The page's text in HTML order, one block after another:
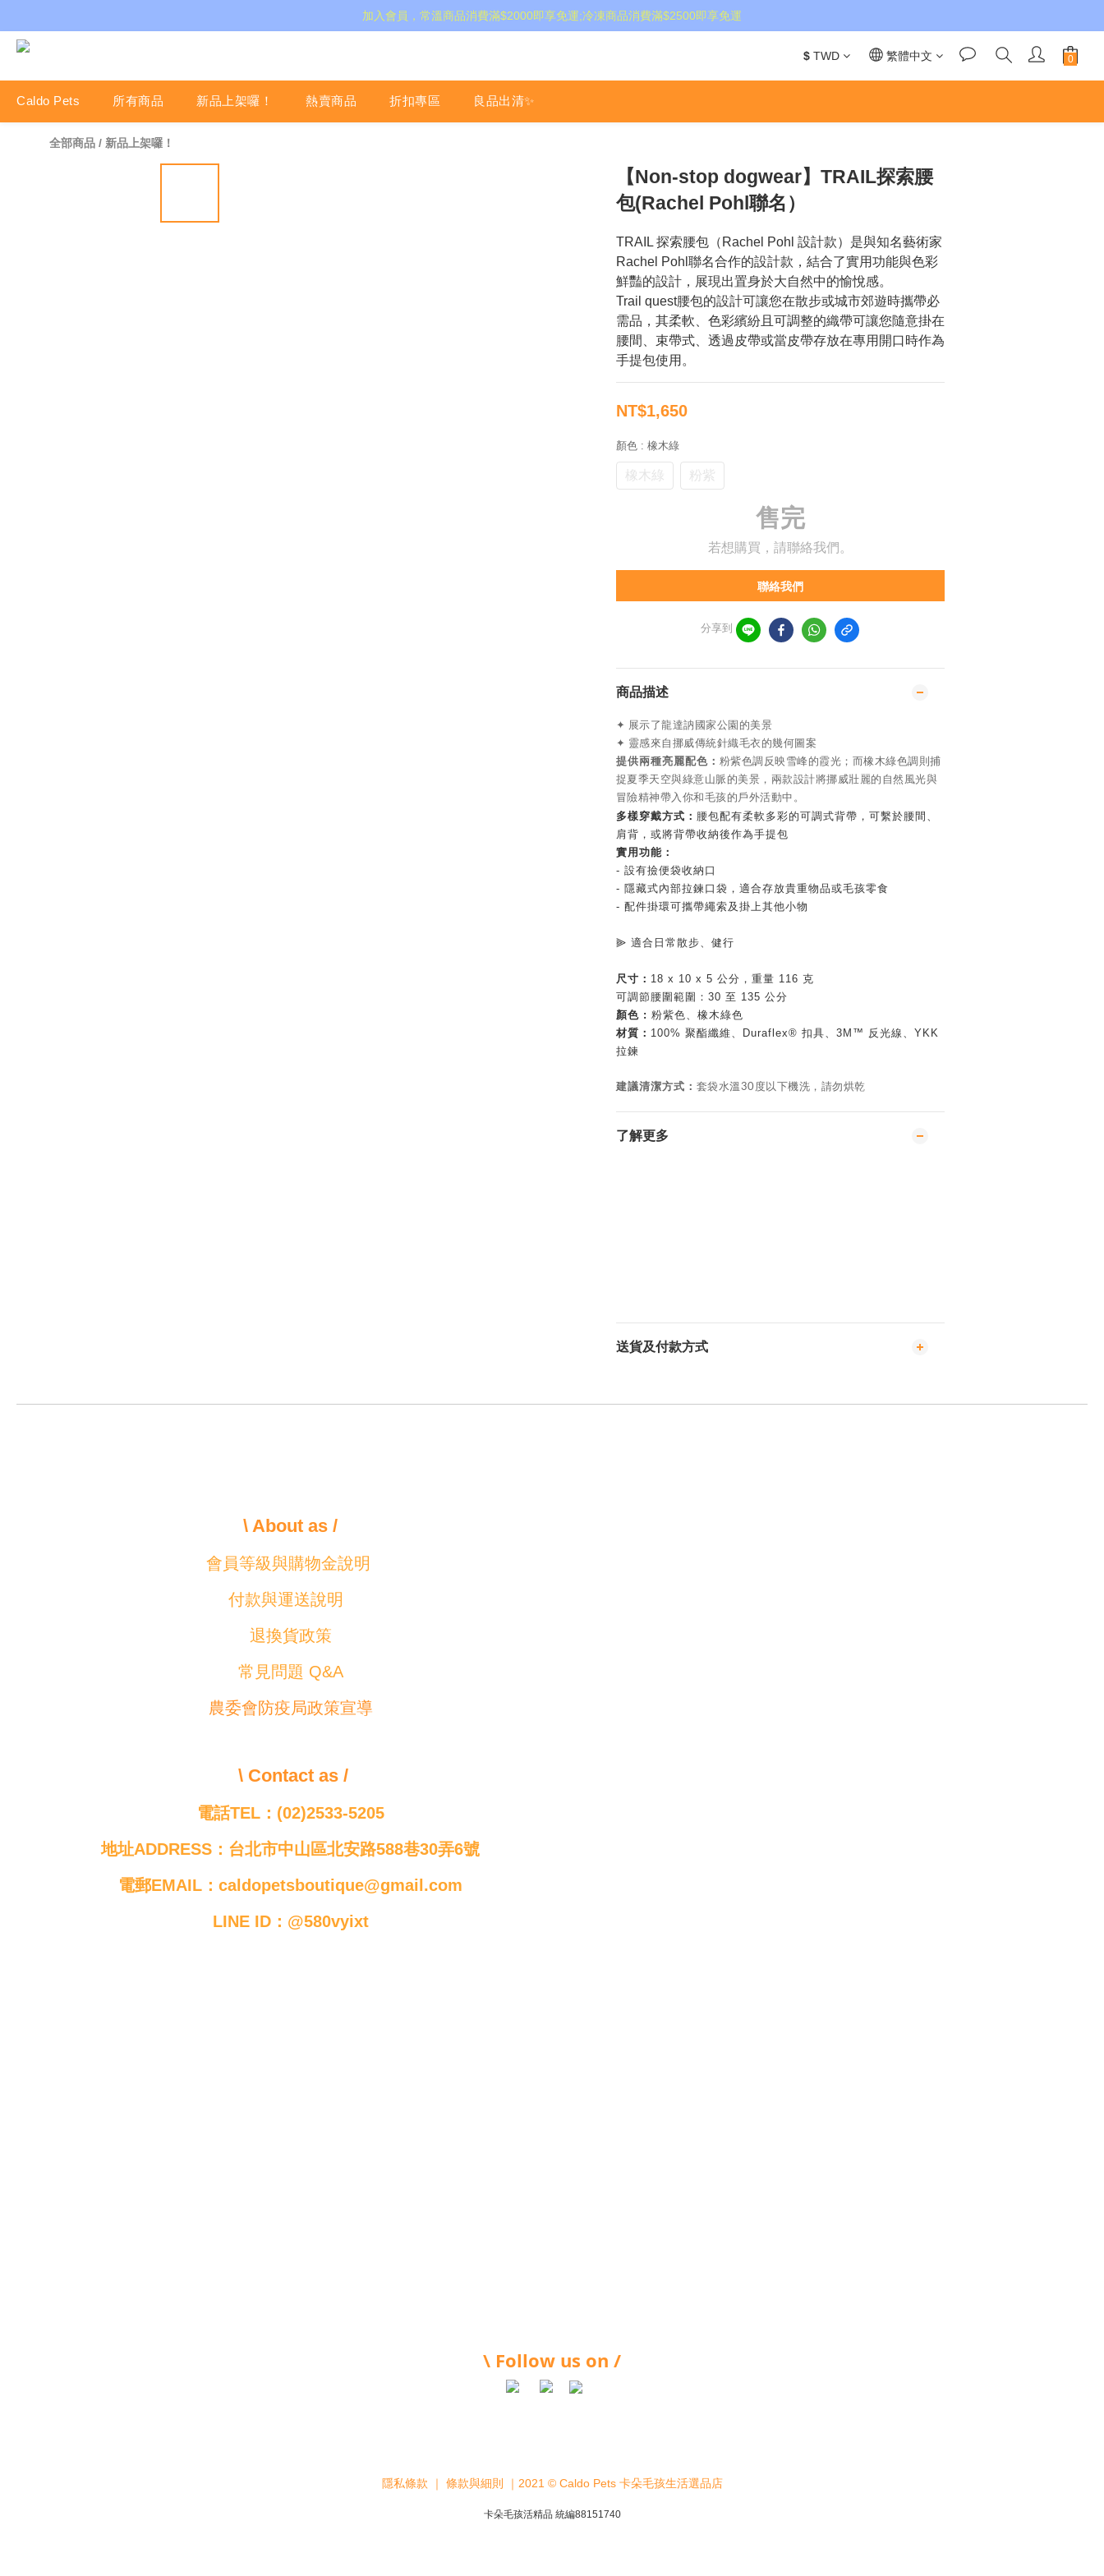
加入會員，常溫商品消費滿$2000即享免運;冷凍商品消費滿$2500即享免運
$ TWD 繁體中文
Caldo Pets 所有商品 新品上架囉！ 熱賣商品 折扣專區 良品出清✨
全部商品 / 新品上架囉！
【Non-stop dogwear】TRAIL探索腰
包(Rachel Pohl聯名）
TRAIL 探索腰包（Rachel Pohl 設計款）是與知名藝術家
Rachel Pohl聯名合作的設計款，結合了實用功能與色彩
鮮豔的設計，展現出置身於大自然中的愉悅感。
Trail quest腰包的設計可讓您在散步或城市郊遊時攜帶必
需品，其柔軟、色彩繽紛且可調整的織帶可讓您隨意掛在
腰間、束帶式、透過皮帶或當皮帶存放在專用開口時作為
手提包使用。
NT$1,650
顏色 : 橡木綠
橡木綠 粉紫
售完
若想購買，請聯絡我們。
聯絡我們
分享到
商品描述
✦ 展示了龍達訥國家公園的美景
✦ 靈感來自挪威傳統針織毛衣的幾何圖案
提供兩種亮麗配色： 粉紫色調反映雪峰的霞光；而橡木綠色調則捕
捉夏季天空與綠意山脈的美景，兩款設計將挪威壯麗的自然風光與
冒險精神帶入你和毛孩的戶外活動中。
多樣穿戴方式： 腰包配有柔軟多彩的可調式背帶，可繫於腰間、
肩背，或將背帶收納後作為手提包
實用功能：
- 設有撿便袋收納口
- 隱藏式內部拉鍊口袋，適合存放貴重物品或毛孩零食
- 配件掛環可攜帶繩索及掛上其他小物
⫸ 適合日常散步、健行
尺寸： 18 x 10 x 5 公分，重量 116 克
可調節腰圍範圍： 30 至 135 公分
顏色 : 粉紫色、橡木綠色
材質： 100% 聚酯纖維、Duraflex® 扣具、3M™ 反光線、YKK
拉鍊
建議清潔方式： 套袋水溫30度以下機洗，請勿烘乾
了解更多
送貨及付款方式
\ About as /
會員等級與購物金說明
付款與運送說明
退換貨政策
常見問題 Q&A
農委會防疫局政策宣導
\ Contact as /
電話TEL：(02)2533-5205
地址ADDRESS：台北市中山區北安路588巷30弄6號
電郵EMAIL：caldopetsboutique@gmail.com
LINE ID：@580vyixt
\ Follow us on /
隱私條款 ｜ 條款與細則 ｜2021 © Caldo Pets 卡朵毛孩生活選品店
卡朵毛孩活精品 統編88151740